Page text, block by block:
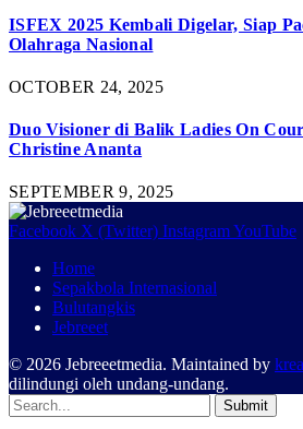
ISFEX 2025 Kembali Digelar, Siap
Olahraga Nasional
OCTOBER 24, 2025
Duo Visioner di Balik Ladies On
Christine Ananta
SEPTEMBER 9, 2025
Facebook X (Twitter) InstagramYouTube
Home
Sepakbola Internasional
Bulutangkis
Jebreeet
© 2026 Jebreeetmedia. Maintained by
dilindungi oleh undang-undang.
Submit